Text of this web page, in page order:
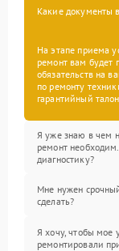
Какие документы
На этапе приема
ремонт вам будет
обязательств на
по ремонту
гарантийный
Я уже знаю в чем
ремонт
диагностику?
Мне нужен
сделать?
Я хочу, чтобы мое
ремонтировали